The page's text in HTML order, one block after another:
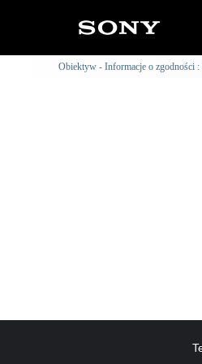
Obiektyw - Informacje o zgodności